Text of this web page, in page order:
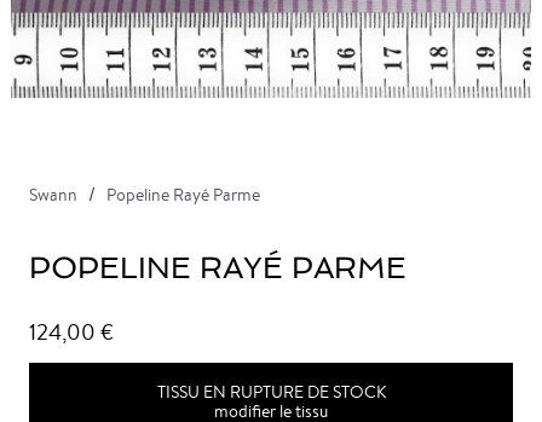
Swann Popeline Rayé Parme
POPELINE RAYÉ PARME
124,00 €
TISSU EN RUPTURE DE STOCK
modifier le tissu